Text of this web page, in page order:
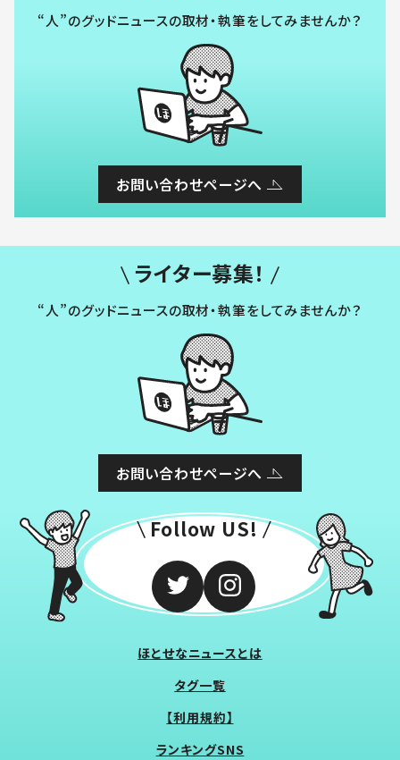
“人”のグッドニュースの取材・執筆をしてみませんか？
お問い合わせページへ
ライター募集！
“人”のグッドニュースの取材・執筆をしてみませんか？
お問い合わせページへ
Follow US!
ほとせなニュースとは
タグ一覧
【利用規約】
ランキングSNS